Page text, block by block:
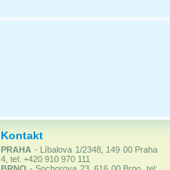
Kontakt
PRAHA - Líbalova 1/2348, 149 00 Praha
4, tel: +420 910 970 111